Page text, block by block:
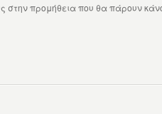
στην προμήθεια που θα πάρουν